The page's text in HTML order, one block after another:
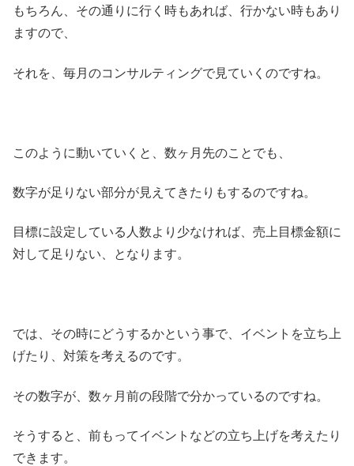
もちろん、その通りに行く時もあれば、行かない時もあり
ますので、
それを、毎月のコンサルティングで見ていくのですね。
このように動いていくと、数ヶ月先のことでも、
数字が足りない部分が見えてきたりもするのですね。
目標に設定している人数より少なければ、売上目標金額に
対して足りない、となります。
では、その時にどうするかという事で、イベントを立ち上
げたり、対策を考えるのです。
その数字が、数ヶ月前の段階で分かっているのですね。
そうすると、前もってイベントなどの立ち上げを考えたり
できます。